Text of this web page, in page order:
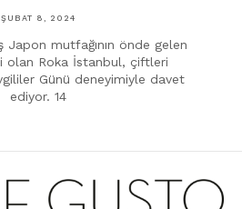
ŞUBAT 8, 2024
Japon mutfağının önde gelen
olan Roka İstanbul, çiftleri
Günü deneyimiyle davet
ediyor. 14